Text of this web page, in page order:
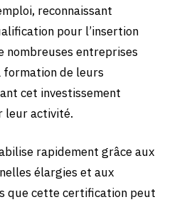
reconnaissant
pour l’insertion
nombreuses entreprises
de leurs
cet investissement
leur activité.
rapidement grâce aux
élargies et aux
que cette certification peut